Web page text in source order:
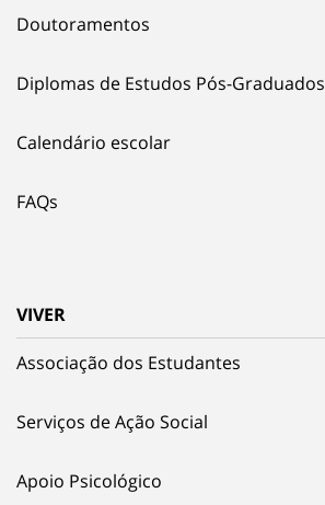
Doutoramentos
Diplomas de Estudos Pós-Graduados
Calendário escolar
FAQs
VIVER
Associação dos Estudantes
Serviços de Ação Social
Apoio Psicológico